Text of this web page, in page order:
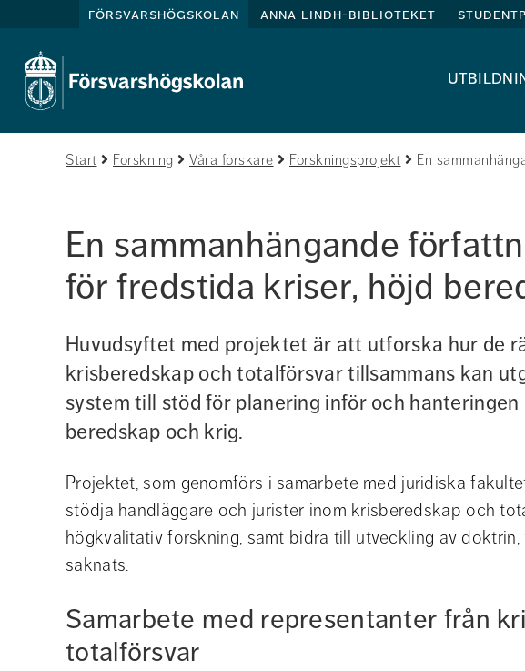
försvarshögskolan anna lindh-biblioteket
Start Forskning Våra forskare Forskningsprojekt En
En sammanhängande
för fredstida kriser, höjd
Huvudsyftet med projektet är att utforska hur de
krisberedskap och totalförsvar tillsammans kan
system till stöd för planering inför och
beredskap och krig.
Projektet, som genomförs i samarbete med juridiska
stödja handläggare och jurister inom krisberedskap och
högkvalitativ forskning, samt bidra till utveckling av
saknats.
Samarbete med representanter från
totalförsvar